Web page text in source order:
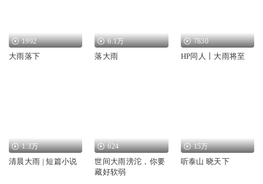
1992
大雨落下
6.1万
落大雨
7830
HP同人丨大雨将至
1.3万
清晨大雨 | 短篇小说
624
世间大雨滂沱，你要
藏好软弱
15万
听泰山 晓天下